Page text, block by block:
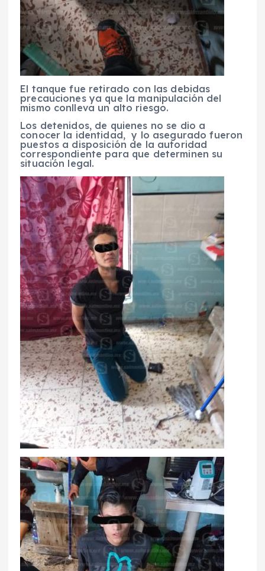
El tanque fue retirado con las debidas
precauciones ya que la manipulación del
mismo conlleva un alto riesgo.
Los detenidos, de quienes no se dio a
conocer la identidad, y lo asegurado fueron
puestos a disposición de la autoridad
correspondiente para que determinen su
situación legal.